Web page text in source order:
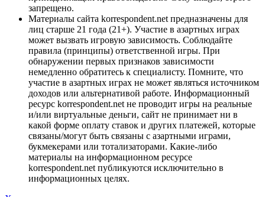
запрещено.
Материалы сайта korrespondent.net предназначены для
лиц старше 21 года (21+). Участие в азартных играх
может вызвать игровую зависимость. Соблюдайте
правила (принципы) ответственной игры. При
обнаружении первых признаков зависимости
немедленно обратитесь к специалисту. Помните, что
участие в азартных играх не может являться источником
доходов или альтернативой работе. Информационный
ресурс korrespondent.net не проводит игры на реальные
и/или виртуальные деньги, сайт не принимает ни в
какой форме оплату ставок и других платежей, которые
связаны/могут быть связаны с азартными играми,
букмекерами или тотализаторами. Какие-либо
материалы на информационном ресурсе
korrespondent.net публикуются исключительно в
информационных целях.